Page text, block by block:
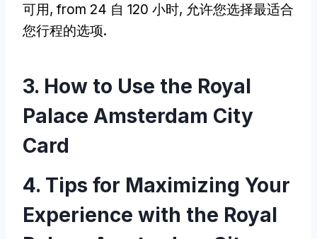
可用, from 24 自 120 小时, 允许您选择最适合
您行程的选项.
3. How to Use the Royal
Palace Amsterdam City
Card
4. Tips for Maximizing Your
Experience with the Royal